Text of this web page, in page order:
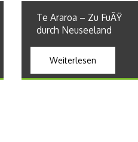
Te Araroa – Zu FuÃŸ
durch Neuseeland
Weiterlesen